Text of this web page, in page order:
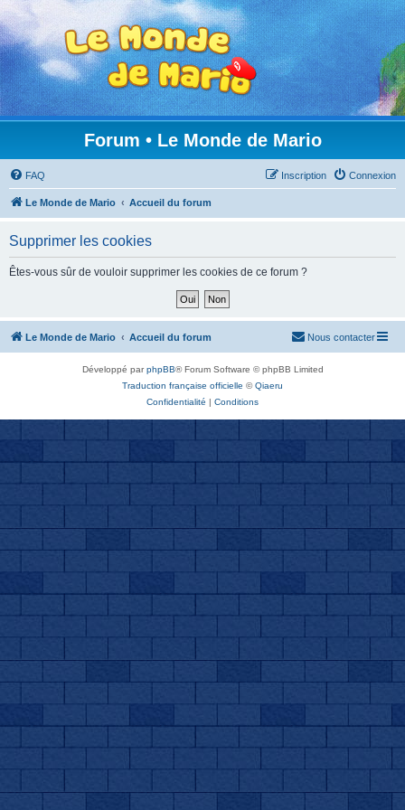
Forum • Le Monde de Mario
FAQ Connexion
Inscription
Le Monde de Mario Accueil du forum
Supprimer les cookies
Êtes-vous sûr de vouloir supprimer les cookies de ce forum ?
Le Monde de Mario Accueil du forum Nous contacter
Développé parphpBB® Forum Software © phpBB Limited
Traduction française officielle ©Qiaeru
Confidentialité | Conditions